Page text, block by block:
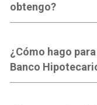
obtengo?
¿Cómo hago
Banco